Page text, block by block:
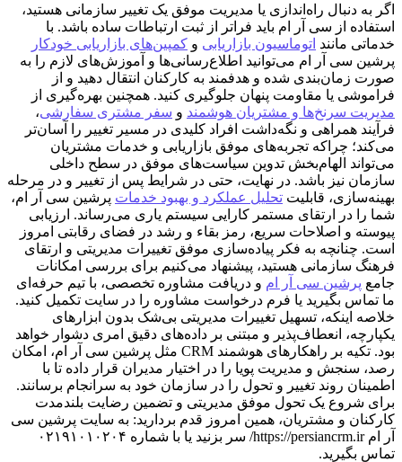
اگر به دنبال راه‌اندازی یا مدیریت موفق یک تغییر سازمانی هستید،
استفاده از سی آر ام باید فراتر از ثبت ارتباطات ساده باشد. با
خدماتی مانند اتوماسیون بازاریابی و کمپین‌های بازاریابی خودکار
پرشین سی آر ام می‌توانید اطلاع‌رسانی‌ها و آموزش‌های لازم را به
صورت زمان‌بندی شده و هدفمند به کارکنان انتقال دهید و از
فراموشی یا مقاومت پنهان جلوگیری کنید. همچنین بهره‌گیری از
مدیریت سرنخ‌ها و مشتریان هوشمند و سفر مشتری سفارشی،
فرآیند همراهی و نگه‌داشت افراد کلیدی در مسیر تغییر را آسان‌تر
می‌کند؛ چراکه تجربه‌های موفق بازاریابی و خدمات مشتریان
می‌تواند الهام‌بخش تدوین سیاست‌های موفق در سطح داخلی
سازمان نیز باشد. در نهایت، حتی در شرایط پس از تغییر و در مرحله
بهینه‌سازی، قابلیت تحلیل عملکرد و بهبود خدمات پرشین سی آر ام،
شما را در ارتقای مستمر کارایی سیستم یاری می‌رساند. ارزیابی
پیوسته و اصلاحات سریع، رمز بقاء و رشد در فضای رقابتی امروز
است. چنانچه به فکر پیاده‌سازی موفق تغییرات مدیریتی و ارتقای
فرهنگ سازمانی هستید، پیشنهاد می‌کنیم برای بررسی امکانات
جامع پرشین سی آر ام و دریافت مشاوره تخصصی، با تیم حرفه‌ای
ما تماس بگیرید یا فرم درخواست مشاوره را در سایت تکمیل کنید.
خلاصه اینکه، تسهیل تغییرات مدیریتی بی‌شک بدون ابزارهای
یکپارچه، انعطاف‌پذیر و مبتنی بر داده‌های دقیق امری دشوار خواهد
بود. تکیه بر راهکارهای هوشمند CRM‌ مثل پرشین سی آر ام، امکان
رصد، سنجش و مدیریت پویا را در اختیار مدیران قرار داده تا با
اطمینان روند تغییر و تحول را در سازمان خود به سرانجام برسانند.
برای شروع یک تحول موفق مدیریتی و تضمین رضایت بلندمدت
کارکنان و مشتریان، همین امروز قدم بردارید: به سایت پرشین سی
آر ام https://persiancrm.ir/ سر بزنید یا با شماره ۰۲۱۹۱۰۱۰۲۰۴
تماس بگیرید.